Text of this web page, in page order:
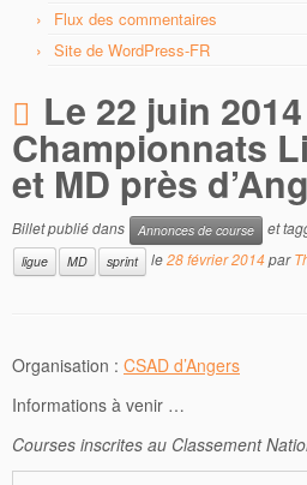
Flux des commentaires
Site de WordPress-FR
Le 22 juin
Championnats
et MD près
Billet publié dans Annonces de course et
ligue
MD sprint le28 février 2014par
Organisation : CSAD d’Angers
Informations à venir …
Courses inscrites au Classement